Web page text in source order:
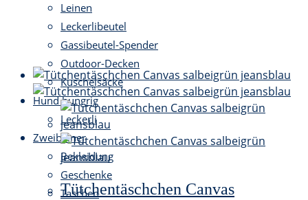
Leinen
Leckerlibeutel
Gassibeutel-Spender
Outdoor-Decken
Kuschelsäcke
Hund hungrig
Leckerli
Zweibeiner
Bekleidung
Geschenke
Taschen
Tütchentäschchen Canvas